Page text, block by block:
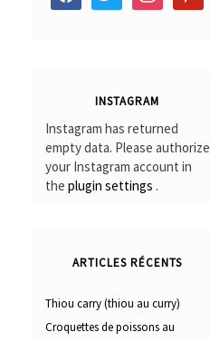
INSTAGRAM
Instagram has returned
empty data. Please authorize
your Instagram account in
the plugin settings .
ARTICLES RÉCENTS
Thiou carry (thiou au curry)
Croquettes de poissons au